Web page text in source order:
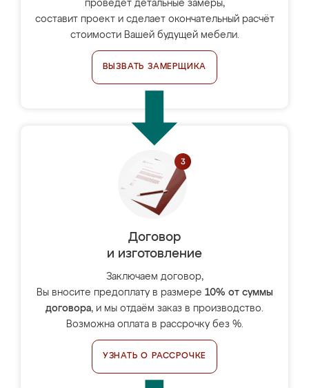
проведёт детальные замеры,
составит проект и сделает окончательный расчёт
стоимости Вашей будущей мебели.
ВЫЗВАТЬ ЗАМЕРЩИКА
Договор
и изготовление
Заключаем договор,
Вы вносите предоплату в размере 10% от суммы
договора, и мы отдаём заказ в производство.
Возможна оплата в рассрочку без %.
УЗНАТЬ О РАССРОЧКЕ